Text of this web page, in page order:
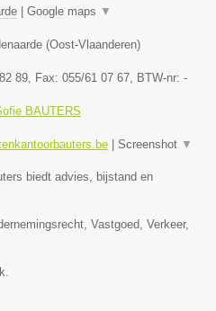
Google maps ▼
(Oost-Vlaanderen)
89, Fax: 055/61 07 67, BTW-nr: -
BAUTERS
Screenshot ▼
biedt advies, bijstand en
Vastgoed, Verkeer,